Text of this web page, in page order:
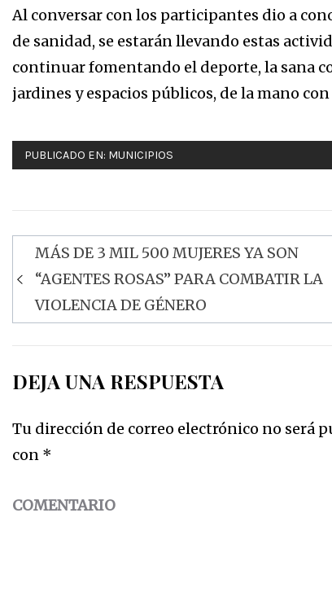
Al conversar con los participantes dio a
de sanidad, se estarán llevando estas
continuar fomentando el deporte, la sana
jardines y espacios públicos, de la mano
PUBLICADO EN: MUNICIPIOS
Navegación
de
entradas
MÁS DE 3 MIL 500 MUJERES YA SON
“AGENTES ROSAS” PARA COMBATIR LA
VIOLENCIA DE GÉNERO
DEJA UNA RESPUESTA
Tu dirección de correo electrónico no será
con *
COMENTARIO